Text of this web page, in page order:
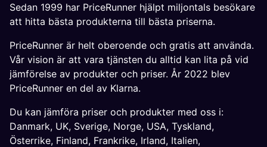
Sedan 1999 har PriceRunner hjälpt miljontals besökare
att hitta bästa produkterna till bästa priserna.
PriceRunner är helt oberoende och gratis att använda.
Vår vision är att vara tjänsten du alltid kan lita på vid
jämförelse av produkter och priser. År 2022 blev
PriceRunner en del av Klarna.
Du kan jämföra priser och produkter med oss i:
Danmark, UK, Sverige, Norge, USA, Tyskland,
Österrike, Finland, Frankrike, Irland, Italien,